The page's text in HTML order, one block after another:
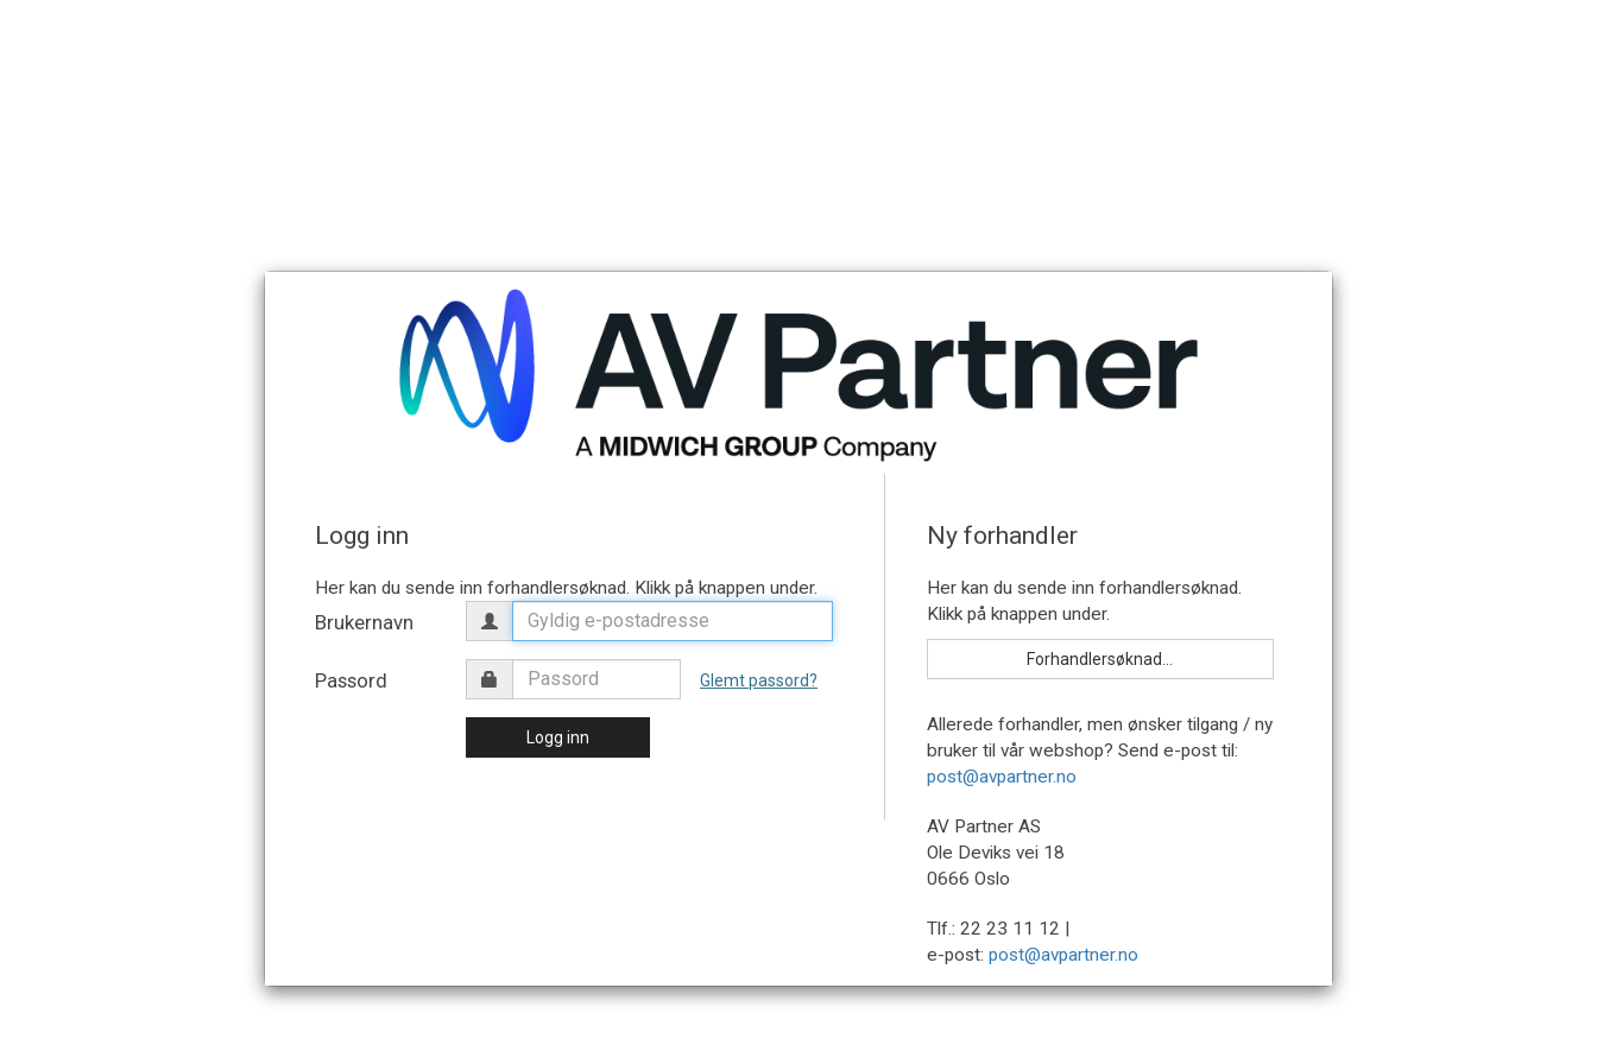
Logg inn
Brukernavn
Passord Glemt passord?
Logg inn
Ny forhandler
Allerede forhandler, men ønsker tilgang / ny
bruker til vår webshop? Send e-post til:
post@avpartner.no
AV Partner AS
Ole Deviks vei 18
0666 Oslo
Tlf.: 22 23 11 12 |
e-post: post@avpartner.no